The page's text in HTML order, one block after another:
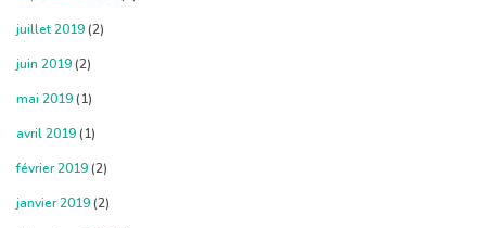
juillet 2019(2)
juin 2019(2)
mai 2019(1)
avril 2019(1)
février 2019(2)
janvier 2019(2)